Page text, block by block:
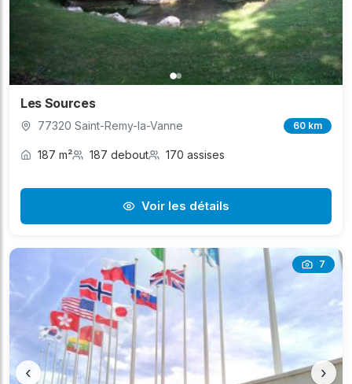
Les Sources
77320 Saint-Remy-la-Vanne 60 km
187 m² 187 debout 170 assises
Voir les détails
7
‹ ›